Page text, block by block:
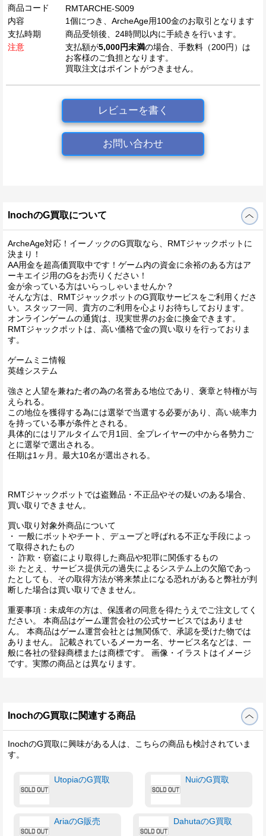
商品コード
RMTARCHE-S009
内容
1個につき、ArcheAge用100金のお取引となります
支払時期
商品受領後、24時間以内に手続きを行います。
注意
支払額が5,000円未満の場合、手数料（200円）は
お客様のご負担となります。
買取注文はポイントがつきません。
レビューを書く
お問い合わせ
InochのG買取について
ArcheAge対応！イーノックのG買取なら、RMTジャックポットに
決まり！
AA用金を超高価買取中です！ゲーム内の資金に余裕のある方はア
ーキエイジ用のGをお売りください！
金が余っている方はいらっしゃいませんか？
そんな方は、RMTジャックポットのG買取サービスをご利用くださ
い。スタッフ一同、貴方のご利用を心よりお待ちしております。
オンラインゲームの通貨は、現実世界のお金に換金できます。
RMTジャックポットは、高い価格で金の買い取りを行っておりま
す。
ゲームミニ情報
英雄システム
強さと人望を兼ねた者の為の名誉ある地位であり、褒章と特権が与
えられる。
この地位を獲得する為には選挙で当選する必要があり、高い統率力
を持っている事が条件とされる。
具体的にはリアルタイムで月1回、全プレイヤーの中から各勢力ご
とに選挙で選出される。
任期は1ヶ月。最大10名が選出される。
RMTジャックポットでは盗難品・不正品やその疑いのある場合、
買い取りできません。
買い取り対象外商品について
・ 一般にボットやチート、デュープと呼ばれる不正な手段によっ
て取得されたもの
・ 詐欺・窃盗により取得した商品や犯罪に関係するもの
※ たとえ、サービス提供元の過失によるシステム上の欠陥であっ
たとしても、その取得方法が将来禁止になる恐れがあると弊社が判
断した場合は買い取りできません。
重要事項：未成年の方は、保護者の同意を得たうえでご注文してく
ださい。 本商品はゲーム運営会社の公式サービスではありませ
ん。 本商品はゲーム運営会社とは無関係で、承認を受けた物では
ありません。 記載されているメーカー名、サービス名などは、一
般に各社の登録商標または商標です。 画像・イラストはイメージ
です。実際の商品とは異なります。
InochのG買取に関連する商品
InochのG買取に興味がある人は、こちらの商品も検討されていま
す。
UtopiaのG買取 NuiのG買取
AriaのG販売 DahutaのG買取